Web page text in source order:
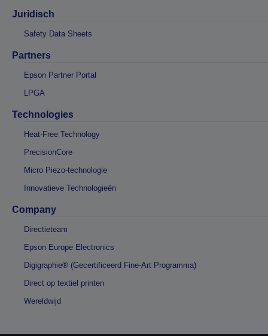
Juridisch
Safety Data Sheets
Partners
Epson Partner Portal
LPGA
Technologies
Heat-Free Technology
PrecisionCore
Micro Piezo-technologie
Innovatieve Technologieën
Company
Directieteam
Epson Europe Electronics
Digigraphie® (Gecertificeerd Fine-Art Programma)
Direct op textiel printen
Wereldwijd